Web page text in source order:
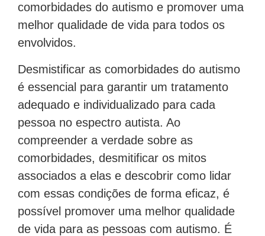
comorbidades do autismo e promover uma
melhor qualidade de vida para todos os
envolvidos.
Desmistificar as comorbidades do autismo
é essencial para garantir um tratamento
adequado e individualizado para cada
pessoa no espectro autista. Ao
compreender a verdade sobre as
comorbidades, desmitificar os mitos
associados a elas e descobrir como lidar
com essas condições de forma eficaz, é
possível promover uma melhor qualidade
de vida para as pessoas com autismo. É